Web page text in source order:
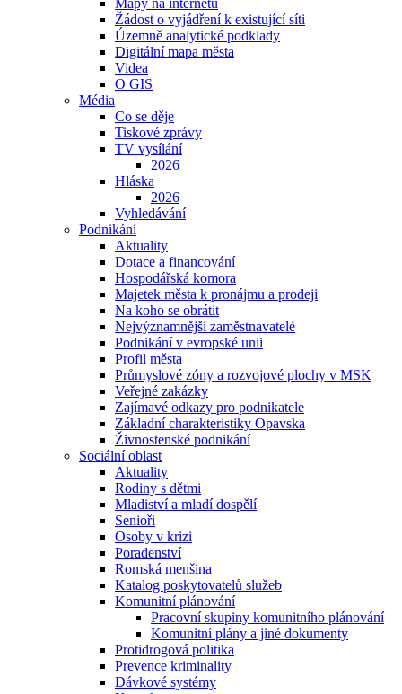
Mapy na internetu
Žádost o vyjádření k existující síti
Územně analytické podklady
Digitální mapa města
Videa
O GIS
Média
Co se děje
Tiskové zprávy
TV vysílání
2026
Hláska
2026
Vyhledávání
Podnikání
Aktuality
Dotace a financování
Hospodářská komora
Majetek města k pronájmu a prodeji
Na koho se obrátit
Nejvýznamnější zaměstnavatelé
Podnikání v evropské unii
Profil města
Průmyslové zóny a rozvojové plochy v MSK
Veřejné zakázky
Zajímavé odkazy pro podnikatele
Základní charakteristiky Opavska
Živnostenské podnikání
Sociální oblast
Aktuality
Rodiny s dětmi
Mladiství a mladí dospělí
Senioři
Osoby v krizi
Poradenství
Romská menšina
Katalog poskytovatelů služeb
Komunitní plánování
Pracovní skupiny komunitního plánování
Komunitní plány a jiné dokumenty
Protidrogová politika
Prevence kriminality
Dávkové systémy